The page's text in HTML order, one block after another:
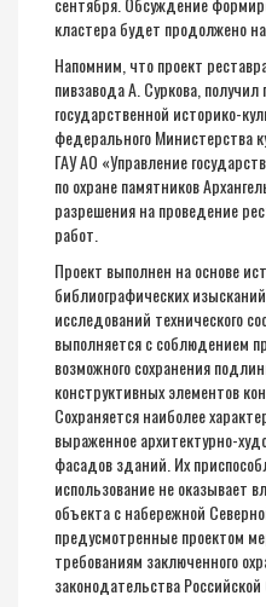
кластера будет продолжено
Напомним, что проект
пивзавода А. Суркова,
государственной историко-
федерального Министерства
ГАУ АО «Управление
по охране памятников
разрешения на проведение
работ.
Проект выполнен на основе
библиографических
исследований технического
выполняется с соблюдением
возможного сохранения
конструктивных элементов
Сохраняется наиболее
выраженное архитектурно-
фасадов зданий. Их
использование не оказывает
объекта с набережной
предусмотренные проектом
требованиям заключенного
законодательства